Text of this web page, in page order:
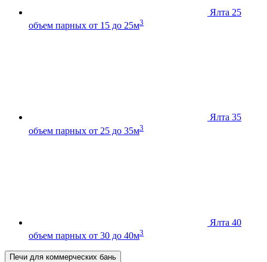
Ялта 25
объем парных от 15 до 25м3
Ялта 35
объем парных от 25 до 35м3
Ялта 40
объем парных от 30 до 40м3
Печи для коммерческих бань